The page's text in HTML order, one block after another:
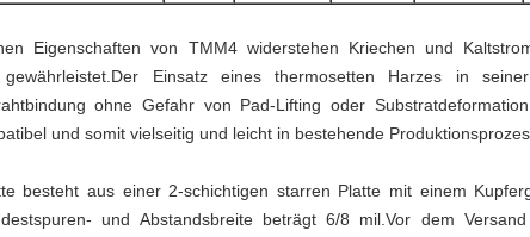
Eigenschaften von TMM4 widerstehen Kriechen und
gewährleistet.Der Einsatz eines thermosetten Harzes in
ohne Gefahr von Pad-Lifting oder
und somit vielseitig und leicht in bestehende
besteht aus einer 2-schichtigen starren Platte mit einem
und Abstandsbreite beträgt 6/8 mil.Vor dem